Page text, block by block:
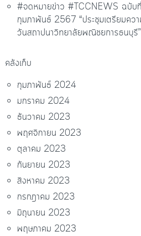
#จดหมายข่าว #TCCNEWS ฉบับ
กุมภาพันธ์ 2567 “ประชุมเตรียมคว
วันสถาปนาวิทยาลัยพณิชยการธนบุรี”
คลังเก็บ
กุมภาพันธ์ 2024
มกราคม 2024
ธันวาคม 2023
พฤศจิกายน 2023
ตุลาคม 2023
กันยายน 2023
สิงหาคม 2023
กรกฎาคม 2023
มิถุนายน 2023
พฤษภาคม 2023